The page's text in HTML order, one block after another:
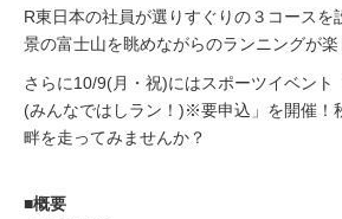
R東日本の社員が選りすぐりの３コースを
景の富士山を眺めながらのランニングが楽
さらに10/9(月・祝)にはスポーツイベント
(みんなではしラン！)※要申込」を開催！
畔を走ってみませんか？
■概要